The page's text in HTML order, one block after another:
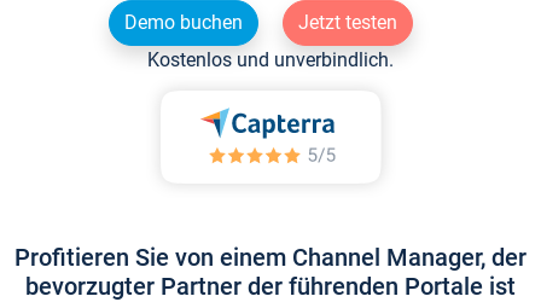
Demo buchen
Jetzt testen
Kostenlos und unverbindlich.
Profitieren Sie von einem Channel Manager, der
bevorzugter Partner der führenden Portale ist